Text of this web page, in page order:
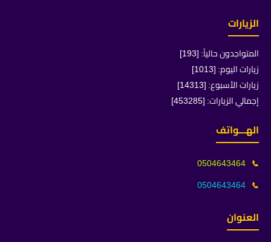
الزيارات
المتواجدون حالياً: [193]
زيارات اليوم: [1013]
زيارات الأسبوع: [14313]
إجمالي الزيارات: [453285]
الهـــواتف
📞
0504643464
📞
0504643464
العنوان